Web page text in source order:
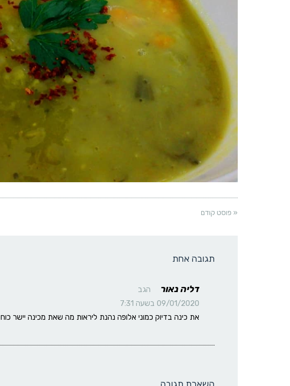
« פוסט קודם
תגובה אחת
דליה נאור
הגב
09/01/2020 בשעה 7:31
את כינה בדיוק כמוני אלופה נהנת ליראות מה שאת מכינה יישר כוח